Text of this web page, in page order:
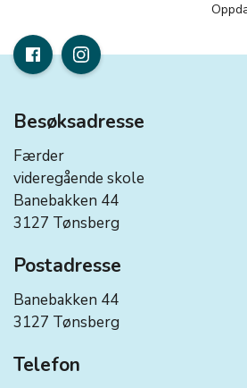
Besøksadresse
Færder
videregående skole
Banebakken 44
3127 Tønsberg
Postadresse
Banebakken 44
3127 Tønsberg
Telefon